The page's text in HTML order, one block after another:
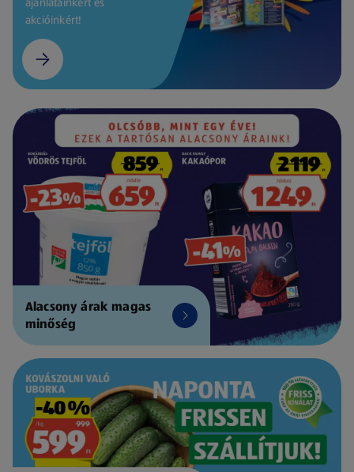
akcióinkért!
Alacsony árak magas
minőség